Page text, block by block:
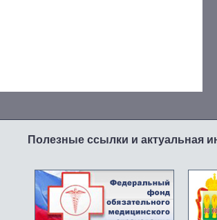
Полезные ссылки и актуальная